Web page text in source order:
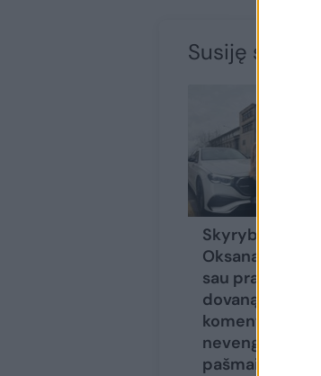
Susiję
Skyrybų proga
Oksana Pikul
sau prabangią
dovaną:
komentatoriai
nevengė
pašmaikštauti